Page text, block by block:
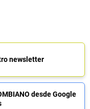
newsletter
desde Google